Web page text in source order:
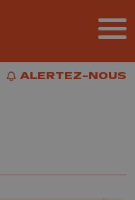
ALERTEZ-NOUS
ALERTEZ-NOUS